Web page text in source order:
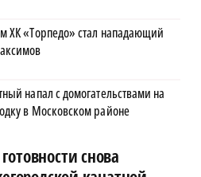
ХК «Торпедо» стал нападающий
напал с домогательствами на
в Московском районе
снова